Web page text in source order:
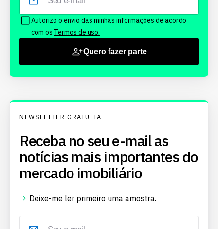
Autorizo o envio das minhas informações de acordo
com os Termos de uso.
Quero fazer parte
NEWSLETTER GRATUITA
Receba no seu e-mail as
notícias mais importantes do
mercado imobiliário
Deixe-me ler primeiro uma amostra.